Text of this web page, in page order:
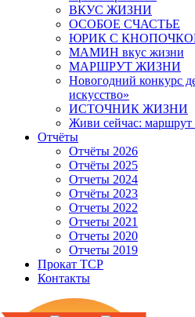
ВКУС ЖИЗНИ
ОСОБОЕ СЧАСТЬЕ
ЮРИК С
МАМИН вкус жизни
МАРШРУТ ЖИЗНИ
Новогодний конкурс
искусство»
ИСТОЧНИК ЖИЗНИ
Живи сейчас: маршрут
Отчёты
Отчёты 2026
Отчёты 2025
Отчеты 2024
Отчёты 2023
Отчеты 2022
Отчеты 2021
Отчеты 2020
Отчеты 2019
Прокат ТСР
Контакты